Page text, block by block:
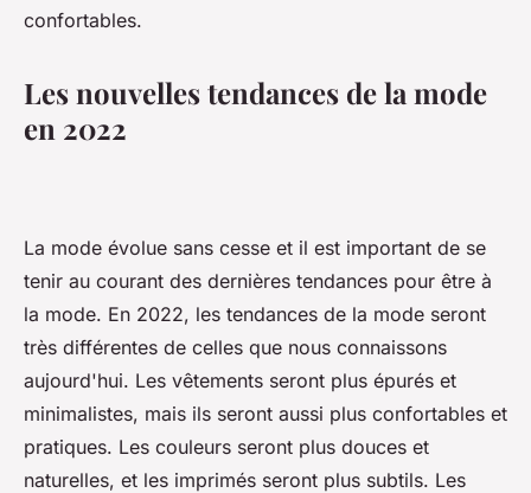
confortables.
Les nouvelles tendances de la mode
en 2022
La mode évolue sans cesse et il est important de se
tenir au courant des dernières tendances pour être à
la mode. En 2022, les tendances de la mode seront
très différentes de celles que nous connaissons
aujourd'hui. Les vêtements seront plus épurés et
minimalistes, mais ils seront aussi plus confortables et
pratiques. Les couleurs seront plus douces et
naturelles, et les imprimés seront plus subtils. Les